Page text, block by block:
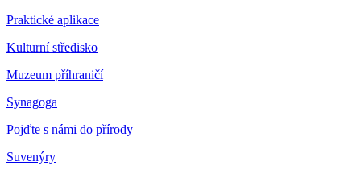
Praktické aplikace
Kulturní středisko
Muzeum příhraničí
Synagoga
Pojďte s námi do přírody
Suvenýry